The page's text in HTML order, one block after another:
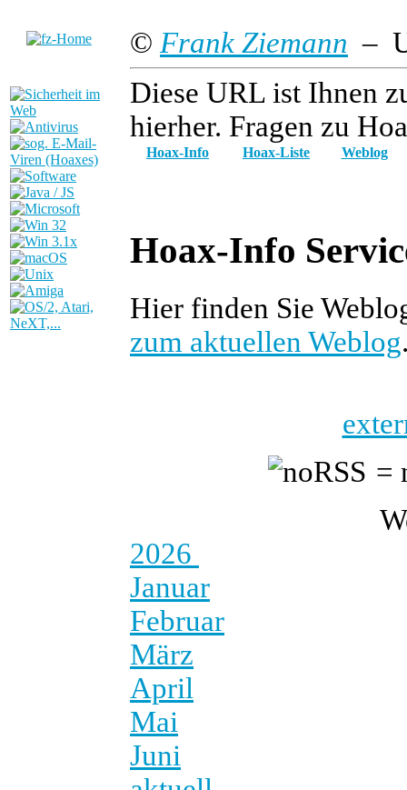
© Frank Ziemann –
Diese URL ist Ihnen
hierher. Fragen zu
Hoax-Info Hoax-Liste Weblog
Hoax-Info
Hier finden Sie
zum aktuellen Weblog
=
2026
Januar
Februar
März
April
Mai
Juni